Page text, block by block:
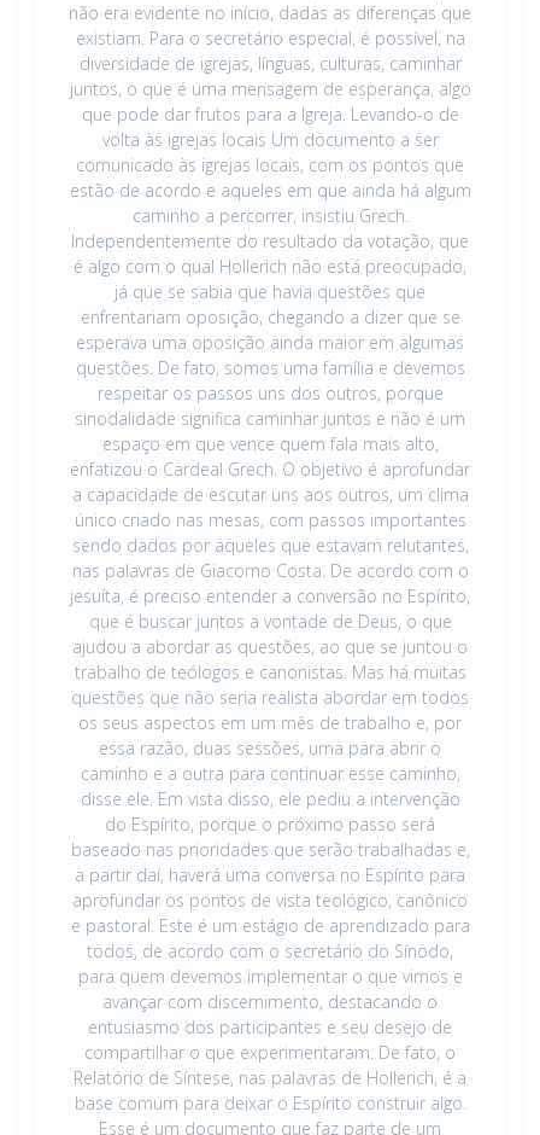
não era evidente no início, dadas as diferenças que
existiam. Para o secretário especial, é possível, na
diversidade de igrejas, línguas, culturas, caminhar
juntos, o que é uma mensagem de esperança, algo
que pode dar frutos para a Igreja. Levando-o de
volta às igrejas locais Um documento a ser
comunicado às igrejas locais, com os pontos que
estão de acordo e aqueles em que ainda há algum
caminho a percorrer, insistiu Grech.
Independentemente do resultado da votação, que
é algo com o qual Hollerich não está preocupado,
já que se sabia que havia questões que
enfrentariam oposição, chegando a dizer que se
esperava uma oposição ainda maior em algumas
questões. De fato, somos uma família e devemos
respeitar os passos uns dos outros, porque
sinodalidade significa caminhar juntos e não é um
espaço em que vence quem fala mais alto,
enfatizou o Cardeal Grech. O objetivo é aprofundar
a capacidade de escutar uns aos outros, um clima
único criado nas mesas, com passos importantes
sendo dados por aqueles que estavam relutantes,
nas palavras de Giacomo Costa. De acordo com o
jesuíta, é preciso entender a conversão no Espírito,
que é buscar juntos a vontade de Deus, o que
ajudou a abordar as questões, ao que se juntou o
trabalho de teólogos e canonistas. Mas há muitas
questões que não seria realista abordar em todos
os seus aspectos em um mês de trabalho e, por
essa razão, duas sessões, uma para abrir o
caminho e a outra para continuar esse caminho,
disse ele. Em vista disso, ele pediu a intervenção
do Espírito, porque o próximo passo será
baseado nas prioridades que serão trabalhadas e,
a partir daí, haverá uma conversa no Espírito para
aprofundar os pontos de vista teológico, canônico
e pastoral. Este é um estágio de aprendizado para
todos, de acordo com o secretário do Sínodo,
para quem devemos implementar o que vimos e
avançar com discernimento, destacando o
entusiasmo dos participantes e seu desejo de
compartilhar o que experimentaram. De fato, o
Relatório de Síntese, nas palavras de Hollerich, é a
base comum para deixar o Espírito construir algo.
Esse é um documento que faz parte de um